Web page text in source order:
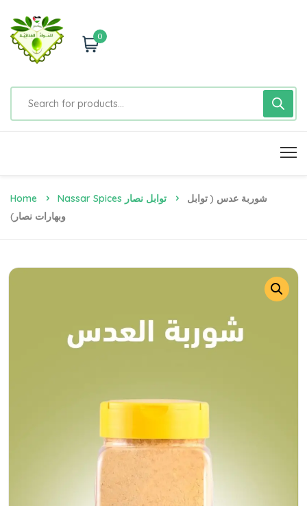
0
Home Nassar Spices توابل نصار
شوربة عدس ( توابل
وبهارات نصار)